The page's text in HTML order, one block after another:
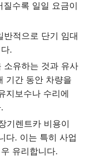
수록 일일 요금이
반적으로 단기 임대
.
소유하는 것과 유사
기간 동안 차량을
지보수나 수리에
기렌트카 비용이
다. 이는 특히 사업
유리합니다.